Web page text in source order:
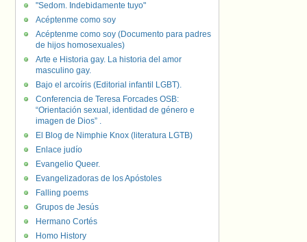
"Sedom. Indebidamente tuyo"
Acéptenme como soy
Acéptenme como soy (Documento para padres
de hijos homosexuales)
Arte e Historia gay. La historia del amor
masculino gay.
Bajo el arcoíris (Editorial infantil LGBT).
Conferencia de Teresa Forcades OSB:
“Orientación sexual, identidad de género e
imagen de Dios” .
El Blog de Nimphie Knox (literatura LGTB)
Enlace judío
Evangelio Queer.
Evangelizadoras de los Apóstoles
Falling poems
Grupos de Jesús
Hermano Cortés
Homo History